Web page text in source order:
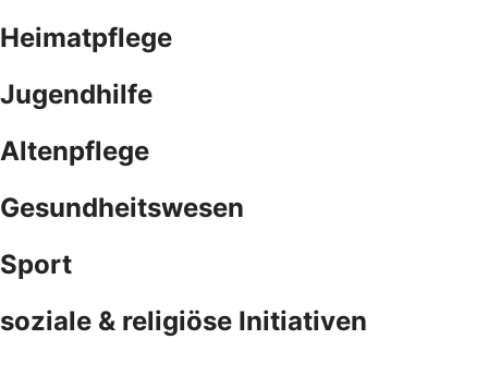
Heimatpflege
Jugendhilfe
Altenpflege
Gesundheitswesen
Sport
soziale & religiöse Initiativen